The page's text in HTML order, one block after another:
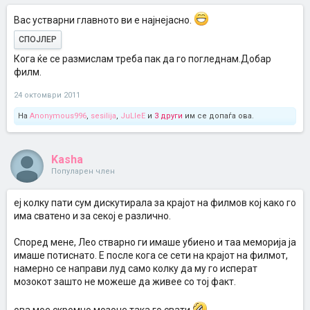
Вас устварни главното ви е најнејасно.
СПОЈЛЕР
Кога ќе се размислам треба пак да го погледнам.Добар
филм.
24 октомври 2011
На Anonymous996, sesilija, JuLleE и 3 други им се допаѓа ова.
Kasha
Популарен член
еј колку пати сум дискутирала за крајот на филмов кој како го
има сватено и за секој е различно.
Според мене, Лео стварно ги имаше убиено и таа меморија ја
имаше потиснато. Е после кога се сети на крајот на филмот,
намерно се направи луд само колку да му го исперат
мозокот зашто не можеше да живее со тој факт.